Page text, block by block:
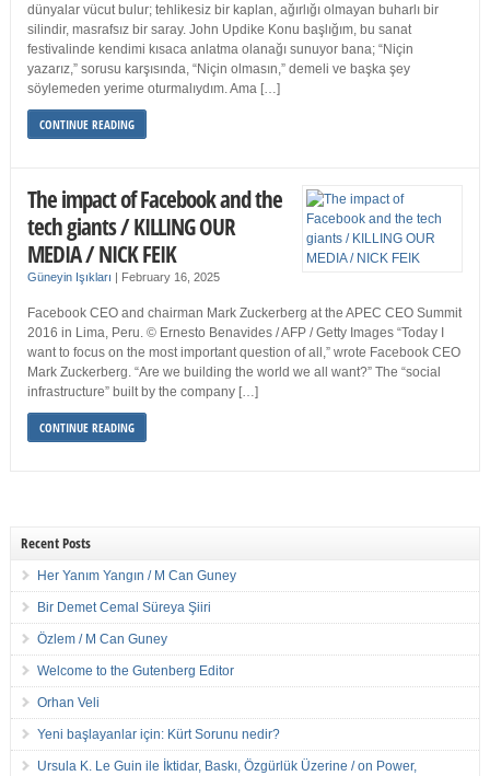
dünyalar vücut bulur; tehlikesiz bir kaplan, ağırlığı olmayan buharlı bir
silindir, masrafsız bir saray. John Updike Konu başlığım, bu sanat
festivalinde kendimi kısaca anlatma olanağı sunuyor bana; “Niçin
yazarız,” sorusu karşısında, “Niçin olmasın,” demeli ve başka şey
söylemeden yerime oturmalıydım. Ama […]
CONTINUE READING
The impact of Facebook and the
tech giants / KILLING OUR
MEDIA / NICK FEIK
Güneyin Işıkları | February 16, 2025
Facebook CEO and chairman Mark Zuckerberg at the APEC CEO Summit
2016 in Lima, Peru. © Ernesto Benavides / AFP / Getty Images “Today I
want to focus on the most important question of all,” wrote Facebook CEO
Mark Zuckerberg. “Are we building the world we all want?” The “social
infrastructure” built by the company […]
CONTINUE READING
Recent Posts
Her Yanım Yangın / M Can Guney
Bir Demet Cemal Süreya Şiiri
Özlem / M Can Guney
Welcome to the Gutenberg Editor
Orhan Veli
Yeni başlayanlar için: Kürt Sorunu nedir?
Ursula K. Le Guin ile İktidar, Baskı, Özgürlük Üzerine / on Power,